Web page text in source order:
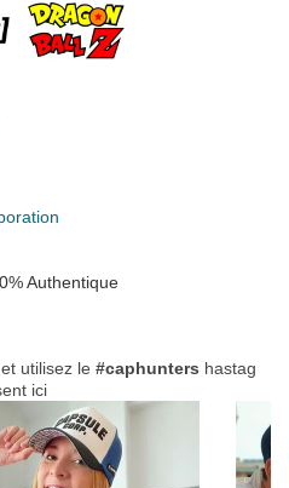
Authentique
et utilisez le #caphunters hastag
ici